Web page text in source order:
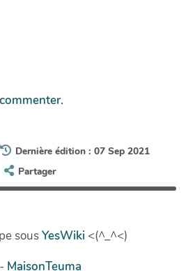
Dernière édition : 07 Sep 2021
Partager
sousYesWiki <(^_^<)
- MaisonTeuma